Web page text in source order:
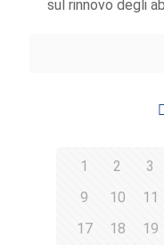
sul rinnovo degli
1 2 3
9
10 11
17
18 19